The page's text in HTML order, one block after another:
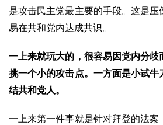
是攻击民主党最主要的手段。这是压
易在共和党内达成共识。
一上来就玩大的，很容易因党内分歧
挑一个小的攻击点。一方面是小试牛
结共和党人。
一上来第一件事就是针对拜登的法案